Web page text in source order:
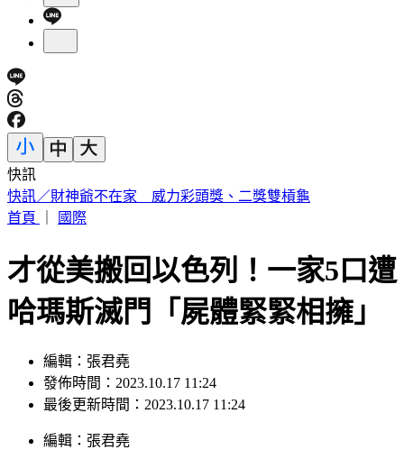
快訊
中國出入境新規將上路 陸委會曝「這類人」最危險
首頁
國際
才從美搬回以色列！一家5口遭
哈瑪斯滅門「屍體緊緊相擁」
編輯：張君堯
發佈時間：2023.10.17 11:24
最後更新時間：2023.10.17 11:24
編輯 ： 張君堯